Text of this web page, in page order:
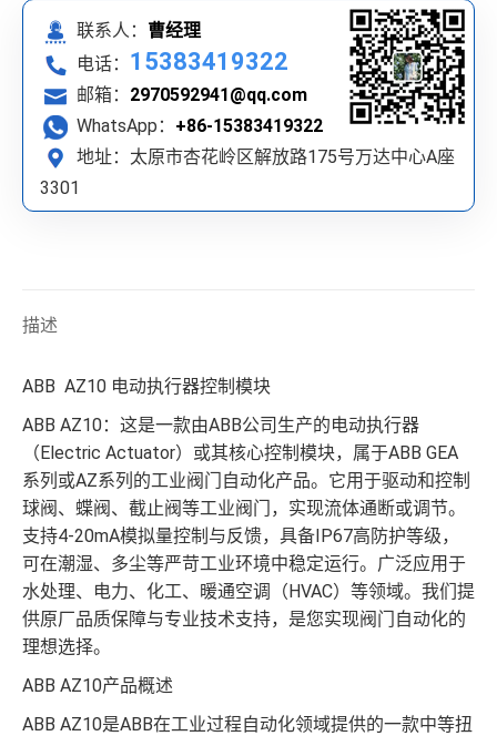
联系人： 曹经理
电话： 15383419322
邮箱： 2970592941@qq.com
WhatsApp： +86-15383419322
地址：太原市杏花岭区解放路175号万达中心A座
3301
描述
ABB AZ10 电动执行器控制模块
ABB AZ10：这是一款由ABB公司生产的电动执行器
（Electric Actuator）或其核心控制模块，属于ABB GEA
系列或AZ系列的工业阀门自动化产品。它用于驱动和控制
球阀、蝶阀、截止阀等工业阀门，实现流体通断或调节。
支持4-20mA模拟量控制与反馈，具备IP67高防护等级，
可在潮湿、多尘等严苛工业环境中稳定运行。广泛应用于
水处理、电力、化工、暖通空调（HVAC）等领域。我们提
供原厂品质保障与专业技术支持，是您实现阀门自动化的
理想选择。
ABB AZ10产品概述
ABB AZ10是ABB在工业过程自动化领域提供的一款中等扭